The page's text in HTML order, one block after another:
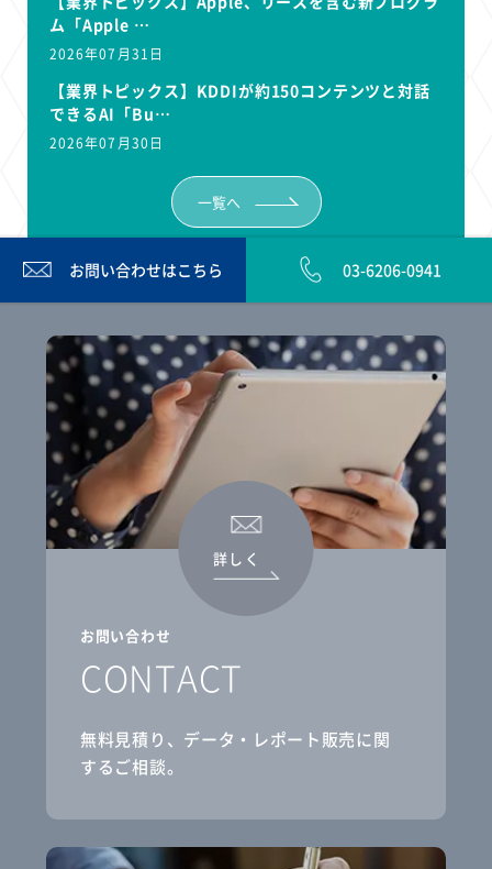
ム「Apple …
2026年07月31日
【業界トピックス】KDDIが約150コンテンツと対話
できるAI「Bu…
2026年07月30日
一覧へ
お問い合わせはこちら 03-6206-0941
お問い合わせ
CONTACT
無料見積り、データ・レポート販売に関
するご相談。
詳しく